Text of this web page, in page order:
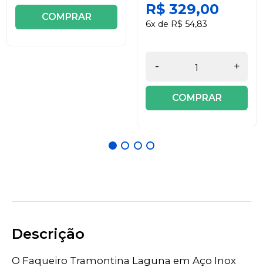
COMPRAR R$ 329,00
6x de R$ 54,83
- +
COMPRAR
Descrição
O Faqueiro Tramontina Laguna em Aço Inox